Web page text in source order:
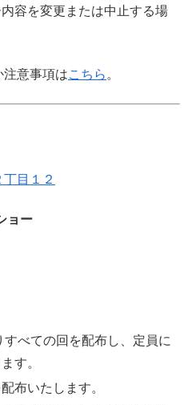
容を変更または中止する場
注意事項はこちら 。
目１２
ョー
べての回を配布し、定員に
す。
布いたします。